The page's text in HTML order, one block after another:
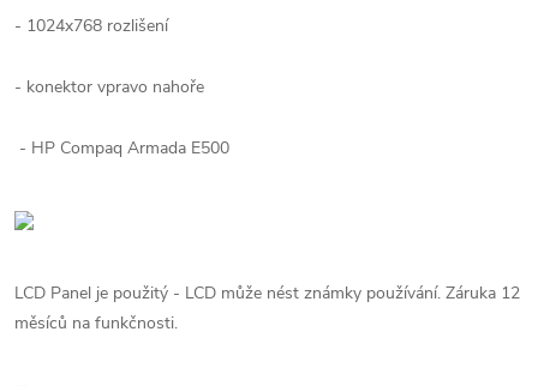
- 1024x768 rozlišení
- konektor vpravo nahoře
- HP Compaq Armada E500
LCD Panel je použitý - LCD může nést známky používání. Záruka 12
měsíců na funkčnosti.